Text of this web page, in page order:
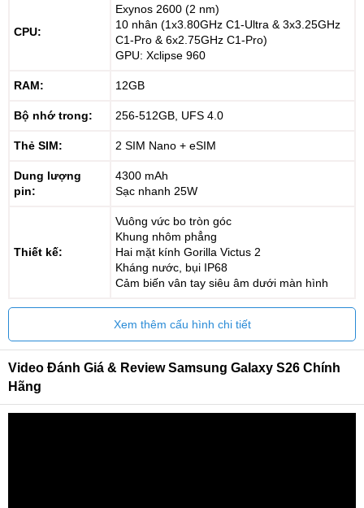
CPU:
Exynos 2600 (2 nm)
10 nhân (1x3.80GHz C1-Ultra & 3x3.25GHz
C1-Pro & 6x2.75GHz C1-Pro)
GPU: Xclipse 960
RAM: 12GB
Bộ nhớ trong: 256-512GB, UFS 4.0
Thẻ SIM: 2 SIM Nano + eSIM
Dung lượng
pin:
4300 mAh
Sạc nhanh 25W
Thiết kế:
Vuông vức bo tròn góc
Khung nhôm phẳng
Hai mặt kính Gorilla Victus 2
Kháng nước, bụi IP68
Cảm biến vân tay siêu âm dưới màn hình
Xem thêm cấu hình chi tiết
Video Đánh Giá & Review Samsung Galaxy S26 Chính
Hãng